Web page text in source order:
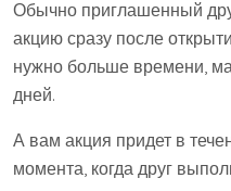
Обычно приглашенный
акцию сразу после
нужно больше времени,
дней.
А вам акция придет в
момента, когда друг